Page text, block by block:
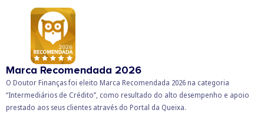
Marca Recomendada 2026
O Doutor Finanças foi eleito Marca Recomendada 2026 na categoria
“Intermediários de Crédito”, como resultado do alto desempenho e apoio
prestado aos seus clientes através do Portal da Queixa.